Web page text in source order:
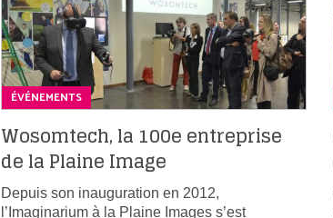
ÉVÉNEMENTS
Wosomtech, la 100e entreprise
de la Plaine Image
Depuis son inauguration en 2012,
l’Imaginarium à la Plaine Images s’est